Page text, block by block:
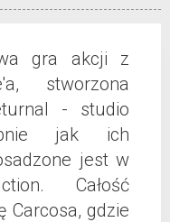
gra akcji z
stworzona
- studio
jak ich
jest w
Całość
Carcosa, gdzie